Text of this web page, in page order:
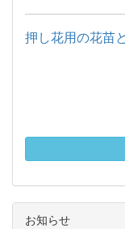
押し花用の花苗
お知らせ